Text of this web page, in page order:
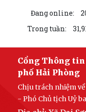
LIÊN KẾT WEB SITE